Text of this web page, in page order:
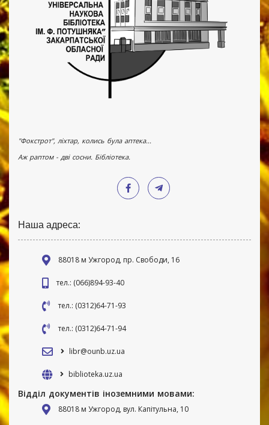
"Фокстрот", ліхтар, колись була аптека...
Аж раптом - дві сосни. Бібліотека.
Наша адреса:
88018 м Ужгород, пр. Свободи, 16
тел.: (066)894-93-40
тел.: (0312)64-71-93
тел.: (0312)64-71-94
libr@ounb.uz.ua
biblioteka.uz.ua
Відділ документів іноземними мовами:
88018 м Ужгород, вул. Капітульна, 10